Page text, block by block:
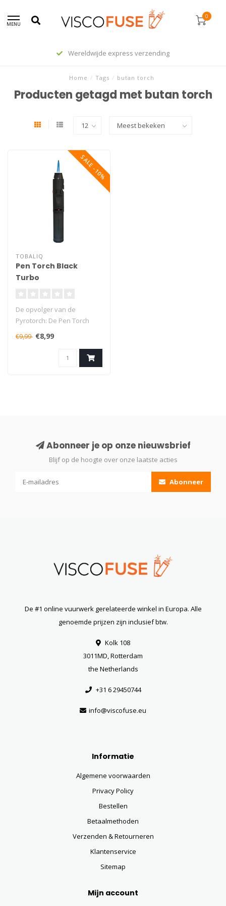
MENU
0
Wereldwijde express verzending
Home / Tags / butan torch
Producten getagd met butan torch
SALE -10%
TOBALIQ
Pen Torch Black
Turbo
De opvolger van de
Pyrotorch: De Pen Torch
Black Turbo is een van onze
beste gas..
€9,99 €8,99
Abonneer je op onze nieuwsbrief
Blijf op de hoogte over onze laatste acties
Abonneer
De #1 online vuurwerk gerelateerde winkel in Europa. Alle
genoemde prijzen zijn inclusief btw.
Kolk 108
3011MD, Rotterdam
the Netherlands
+31 6 29450744
info@viscofuse.eu
Informatie
Algemene voorwaarden
Privacy Policy
Bestellen
Betaalmethoden
Verzenden & Retourneren
Klantenservice
Sitemap
Mijn account